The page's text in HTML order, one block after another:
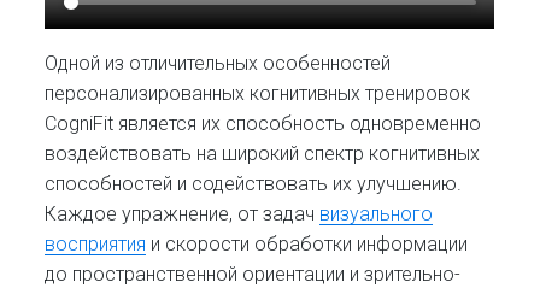
Одной из отличительных особенностей
персонализированных когнитивных тренировок
CogniFit является их способность одновременно
воздействовать на широкий спектр когнитивных
способностей и содействовать их улучшению.
Каждое упражнение, от задач визуального
восприятия и скорости обработки информации
до пространственной ориентации и зрительно-